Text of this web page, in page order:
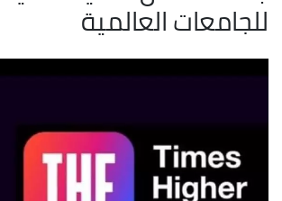
للجامعات العالمية